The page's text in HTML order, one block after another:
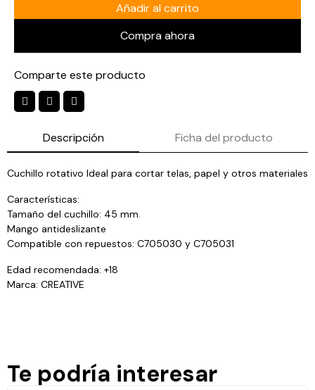
Añadir al carrito
Compra ahora
Comparte este producto
Descripción Ficha del producto
Cuchillo rotativo Ideal para cortar telas, papel y otros materiales
Caracterí­sticas:
Tamaño del cuchillo: 45 mm.
Mango antideslizante
Compatible con repuestos: C705030 y C705031
Edad recomendada: +18
Marca: CREATIVE
Te podría interesar